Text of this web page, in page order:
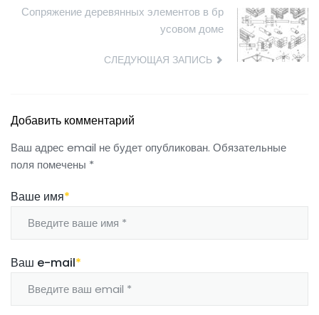
Сопряжение деревянных элементов в бр
усовом доме
СЛЕДУЮЩАЯ ЗАПИСЬ
Добавить комментарий
Ваш адрес email не будет опубликован. Обязательные
поля помечены *
Ваше имя*
Ваш e-mail*